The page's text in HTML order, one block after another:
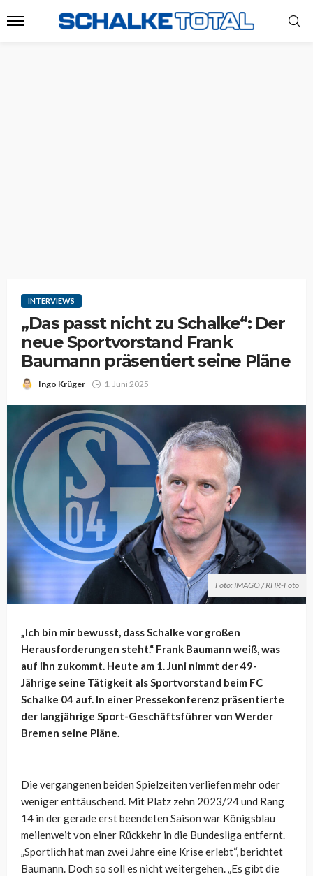
INTERVIEWS
„Das passt nicht zu Schalke“: Der
neue Sportvorstand Frank
Baumann präsentiert seine Pläne
Ingo Krüger 1. Juni 2025
Foto: IMAGO / RHR-Foto
„Ich bin mir bewusst, dass Schalke vor großen
Herausforderungen steht.“ Frank Baumann weiß, was
auf ihn zukommt. Heute am 1. Juni nimmt der 49-
Jährige seine Tätigkeit als Sportvorstand beim FC
Schalke 04 auf. In einer Pressekonferenz präsentierte
der langjährige Sport-Geschäftsführer von Werder
Bremen seine Pläne.
Die vergangenen beiden Spielzeiten verliefen mehr oder
weniger enttäuschend. Mit Platz zehn 2023/24 und Rang
14 in der gerade erst beendeten Saison war Königsblau
meilenweit von einer Rückkehr in die Bundesliga entfernt.
„Sportlich hat man zwei Jahre eine Krise erlebt“, berichtet
Baumann. Doch so soll es nicht weitergehen. „Es gibt die